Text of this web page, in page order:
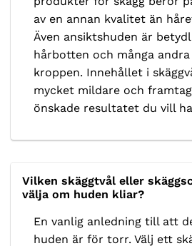
av en annan kvalitet än
Även ansiktshuden är
hårbotten och många
kroppen. Innehållet i
mycket mildare och
önskade resultatet du vill
Vilken skäggtvål eller
välja om huden kliar?
En vanlig anledning till att
huden är för torr. Välj ett